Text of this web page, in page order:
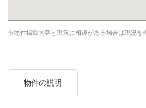
※物件掲載内容と現況に相違がある場合は現況を
物件の説明